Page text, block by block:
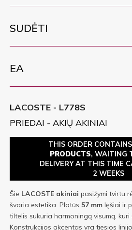
SUDĖTI
EA
LACOSTE - L778S
PRIEDAI - AKIŲ AKINIAI
THIS ORDER CONTAINS
PRODUCTS, WAITING
DELIVERY AT THIS TIME
2 WEEKS
Šie LACOSTE akiniai pasižymi tvirtu
švaria estetika. Platūs 57 mm lęšiai ir
tiltelis sukuria harmoningą visumą,
Konstrukcijos akcentas yra tiesios